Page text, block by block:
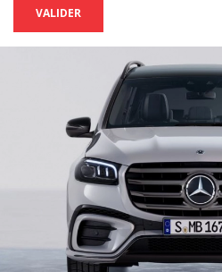
VALIDER